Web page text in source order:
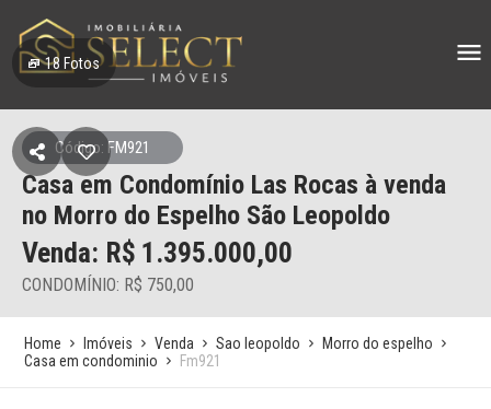
18 Fotos
Código: FM921
Casa em Condomínio Las Rocas à venda
no Morro do Espelho São Leopoldo
Venda: R$ 1.395.000,00
CONDOMÍNIO: R$ 750,00
Home Imóveis Venda Sao leopoldo
Morro do espelho
Casa em condominio
Fm921